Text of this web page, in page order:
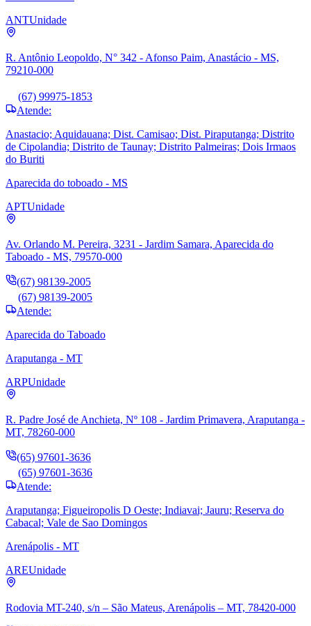
ANTUnidade
R. Antônio Leopoldo, N° 342 - Afonso Paim, Anastácio - MS,
79210-000
(67) 99975-1853
Atende:
Anastacio; Aquidauana; Dist. Camisao; Dist. Piraputanga; Distrito
de Cipolandia; Distrito de Taunay; Distrito Palmeiras; Dois Irmaos
do Buriti
Aparecida do toboado - MS
APTUnidade
Av. Orlando M. Pereira, 3231 - Jardim Samara, Aparecida do
Taboado - MS, 79570-000
(67) 98139-2005
(67) 98139-2005
Atende:
Aparecida do Taboado
Araputanga - MT
ARPUnidade
R. Padre José de Anchieta, Nº 108 - Jardim Primavera, Araputanga -
MT, 78260-000
(65) 97601-3636
(65) 97601-3636
Atende:
Araputanga; Figueiropolis D Oeste; Indiavai; Jauru; Reserva do
Cabacal; Vale de Sao Domingos
Arenápolis - MT
AREUnidade
Rodovia MT-240, s/n – São Mateus, Arenápolis – MT, 78420-000